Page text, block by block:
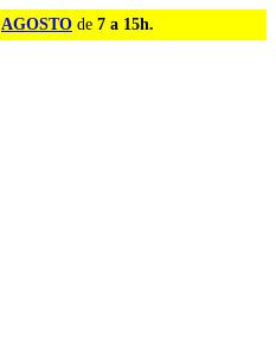
AGOSTO de 7 a 15h.